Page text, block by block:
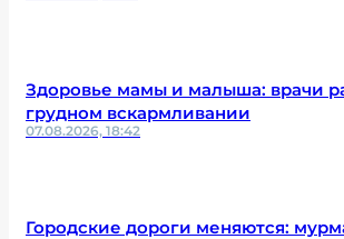
Здоровье мамы и малыша: врачи
грудном вскармливании
07.08.2026, 18:42
Городские дороги меняются: